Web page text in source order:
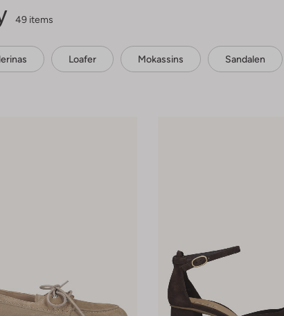
49 items
Loafer Mokassins Sandalen